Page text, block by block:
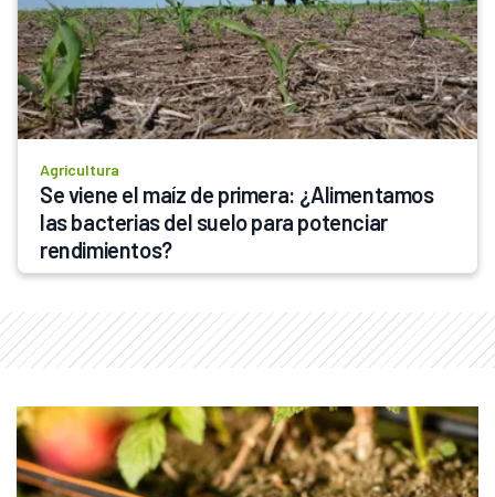
Agricultura
Se viene el maíz de primera: ¿Alimentamos
las bacterias del suelo para potenciar
rendimientos?